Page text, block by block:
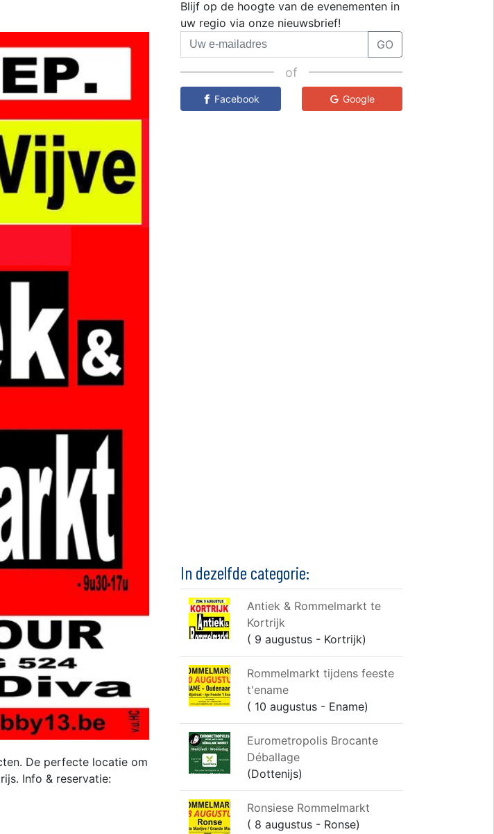
De perfecte locatie om
Info & reservatie:
Blijf op de hoogte van de evenementen in
uw regio via onze nieuwsbrief!
GO
of
Facebook Google
In dezelfde categorie:
Antiek & Rommelmarkt te
Kortrijk
( 9 augustus - Kortrijk)
Rommelmarkt tijdens feeste
t'ename
( 10 augustus - Ename)
Eurometropolis Brocante
Déballage
(Dottenijs)
Ronsiese Rommelmarkt
( 8 augustus - Ronse)